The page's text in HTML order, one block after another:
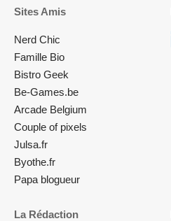
Sites Amis
Nerd Chic
Famille Bio
Bistro Geek
Be-Games.be
Arcade Belgium
Couple of pixels
Julsa.fr
Byothe.fr
Papa blogueur
La Rédaction